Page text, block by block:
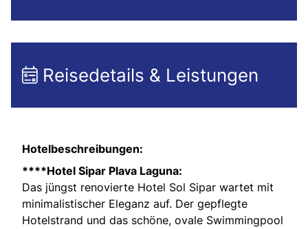
Reisedetails & Leistungen
Hotelbeschreibungen:
****Hotel Sipar Plava Laguna:
Das jüngst renovierte Hotel Sol Sipar wartet mit
minimalistischer Eleganz auf. Der gepflegte
Hotelstrand und das schöne, ovale Swimmingpool